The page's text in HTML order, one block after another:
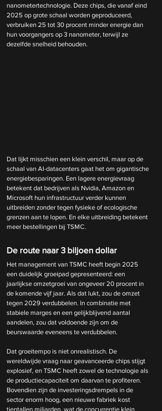
nanometertechnologie. Deze chips, die vanaf eind
2025 op grote schaal worden geproduceerd,
verbruiken 25 tot 30 procent minder energie dan
hun voorgangers op 3 nanometer, terwijl ze
dezelfde snelheid behouden.
Dat lijkt misschien een klein verschil, maar op de
schaal van AI-datacenters gaat het om gigantische
energiebesparingen. Een lagere energievraag
betekent dat bedrijven als Nvidia, Amazon en
Microsoft hun infrastructuur verder kunnen
uitbreiden zonder tegen fysieke of ecologische
grenzen aan te lopen. En elke uitbreiding betekent
meer bestellingen bij TSMC.
De route naar 3 biljoen dollar
Het management van TSMC heeft begin 2025
een duidelijk groeipad gepresenteerd: een
jaarlijkse omzetgroei van ongeveer 20 procent in
de komende vijf jaar. Als dat lukt, zou de omzet
tegen 2029 verdubbelen. In combinatie met
stabiele marges en een gelijkblijvend aantal
aandelen, zou dat voldoende zijn om de
beurswaarde eveneens te verdubbelen.
Dat groeitempo is niet onrealistisch. De
wereldwijde vraag naar geavanceerde chips stijgt
explosief, en TSMC heeft zowel de technologie als
de productiecapaciteit om daarvan te profiteren.
Bovendien zijn de investeringsdrempels in de
sector enorm hoog, een nieuwe fabriek kost
tientallen miljarden, wat de concurrentie klein